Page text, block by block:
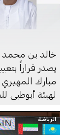
خالد بن محمد
يصدر قراراً
مبارك المهيري
لهيئة أبوظبي
الرياضة